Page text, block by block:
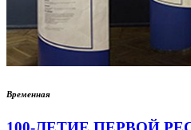
Временная